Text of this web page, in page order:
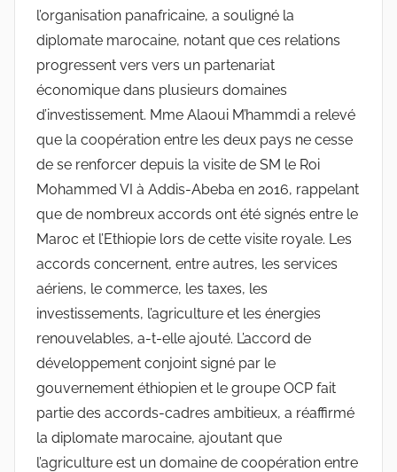
l’organisation panafricaine, a souligné la
diplomate marocaine, notant que ces relations
progressent vers vers un partenariat
économique dans plusieurs domaines
d’investissement. Mme Alaoui M’hammdi a relevé
que la coopération entre les deux pays ne cesse
de se renforcer depuis la visite de SM le Roi
Mohammed VI à Addis-Abeba en 2016, rappelant
que de nombreux accords ont été signés entre le
Maroc et l’Ethiopie lors de cette visite royale. Les
accords concernent, entre autres, les services
aériens, le commerce, les taxes, les
investissements, l’agriculture et les énergies
renouvelables, a-t-elle ajouté. L’accord de
développement conjoint signé par le
gouvernement éthiopien et le groupe OCP fait
partie des accords-cadres ambitieux, a réaffirmé
la diplomate marocaine, ajoutant que
l’agriculture est un domaine de coopération entre